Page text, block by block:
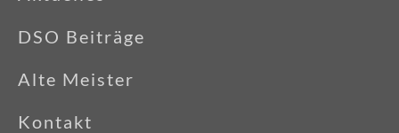
DSO Beiträge
Alte Meister
Kontakt